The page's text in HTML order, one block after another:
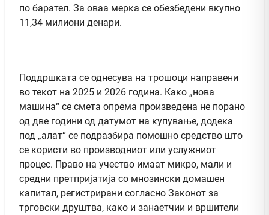
по барател. За оваа мерка се обезбедени вкупно
11,34 милиони денари.
Поддршката се однесува на трошоци направени
во текот на 2025 и 2026 година. Како „нова
машина“ се смета опрема произведена не порано
од две години од датумот на купување, додека
под „алат“ се подразбира помошно средство што
се користи во производниот или услужниот
процес. Право на учество имаат микро, мали и
средни претпријатија со мнозински домашен
капитал, регистрирани согласно Законот за
трговски друштва, како и занаетчии и вршители